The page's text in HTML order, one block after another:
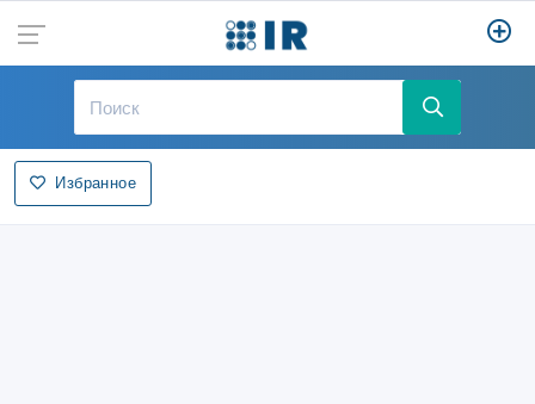
Избранное